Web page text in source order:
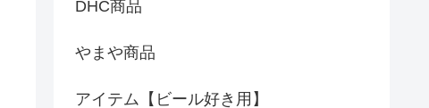
DHC商品
やまや商品
アイテム【ビール好き用】